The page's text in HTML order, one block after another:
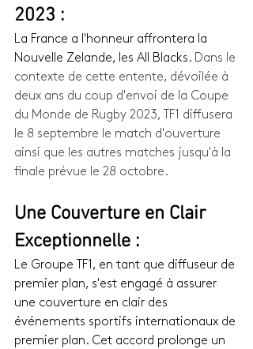
2023 :
La France a l'honneur affrontera la
Nouvelle Zelande, les All Blacks. Dans le
contexte de cette entente, dévoilée à
deux ans du coup d'envoi de la Coupe
du Monde de Rugby 2023, TF1 diffusera
le 8 septembre le match d'ouverture
ainsi que les autres matches jusqu'à la
finale prévue le 28 octobre.
Une Couverture en Clair
Exceptionnelle :
Le Groupe TF1, en tant que diffuseur de
premier plan, s'est engagé à assurer
une couverture en clair des
événements sportifs internationaux de
premier plan. Cet accord prolonge un